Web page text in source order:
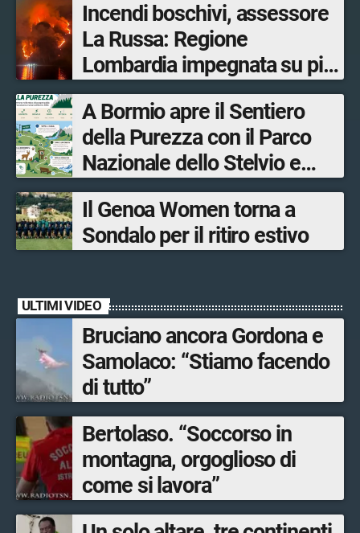
Incendi boschivi, assessore
La Russa: Regione
Lombardia impegnata su più
fronti, 48 volontari coinvolti
tra le province di Lecco,
Sondrio, Milano e Como
A Bormio apre il Sentiero
della Purezza con il Parco
Nazionale dello Stelvio e
Bormio Tourism
Il Genoa Women torna a
Sondalo per il ritiro estivo
ULTIMI VIDEO
Bruciano ancora Gordona e
Samolaco: “Stiamo facendo
di tutto”
Bertolaso. “Soccorso in
montagna, orgoglioso di
come si lavora”